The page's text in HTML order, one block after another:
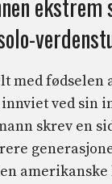
ekstrem
med fødselen
ved sin
skrev en